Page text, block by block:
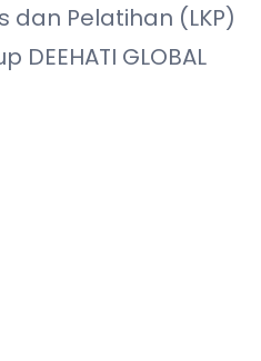
Pelatihan (LKP)
GLOBAL